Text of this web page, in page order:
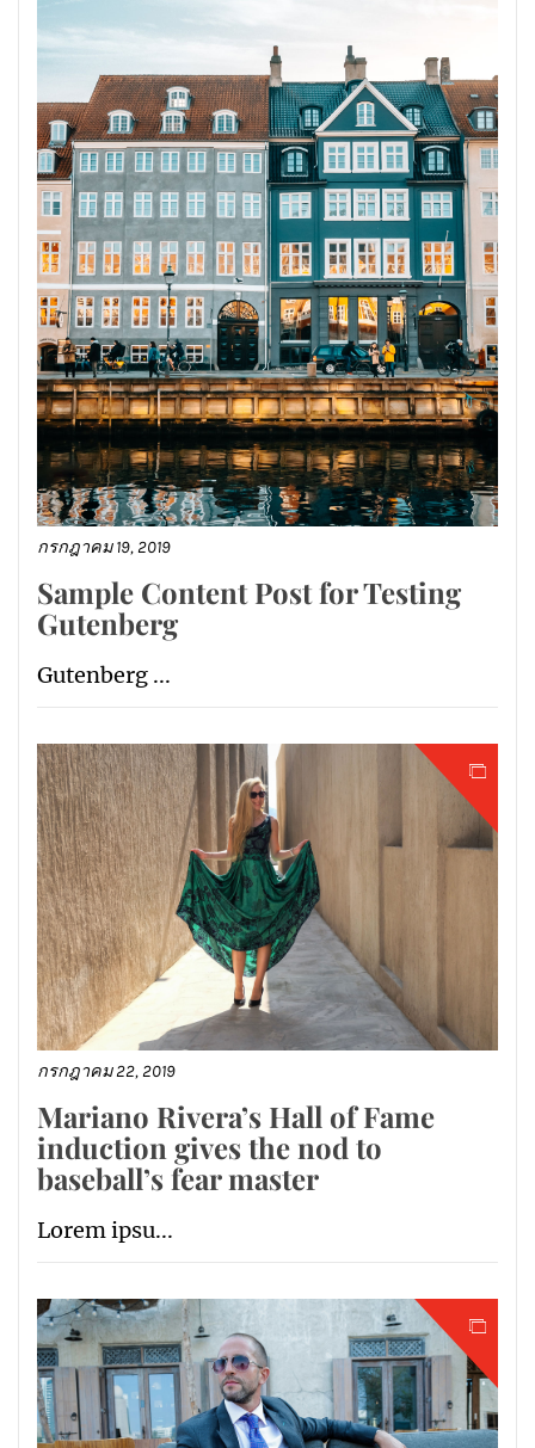
กรกฎาคม 19, 2019
Sample Content Post for Testing
Gutenberg
Gutenberg ...
กรกฎาคม 22, 2019
Mariano Rivera’s Hall of Fame
induction gives the nod to
baseball’s fear master
Lorem ipsu...